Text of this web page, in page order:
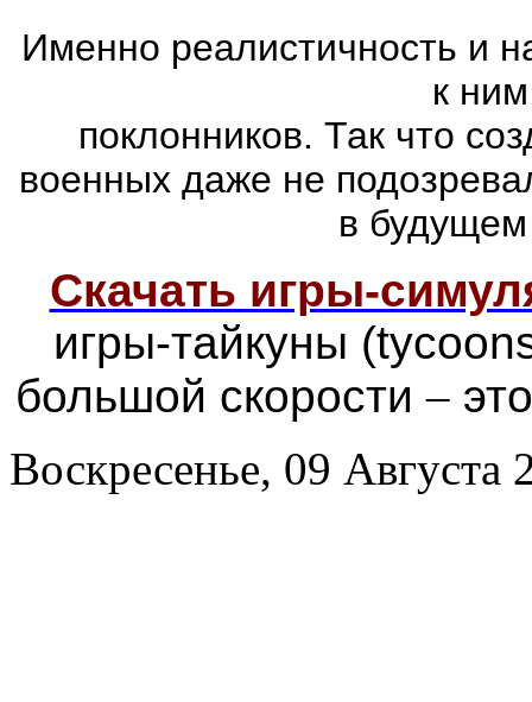
Именно реалистичность и
к
поклонников. Так что
военных даже не
в будущем
Скачать игры-
игры-тайкуны
большой скорости–
Воскресенье, 09 Августа